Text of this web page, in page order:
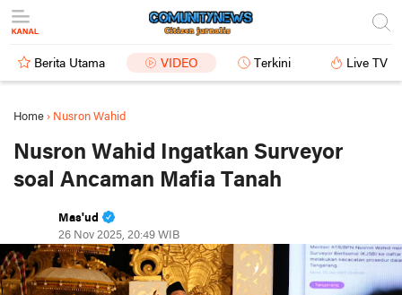
Berita Utama VIDEO Terkini Live TV
Home › Nusron Wahid
Nusron Wahid Ingatkan Surveyor
soal Ancaman Mafia Tanah
Mas'ud
26 Nov 2025, 20:49 WIB